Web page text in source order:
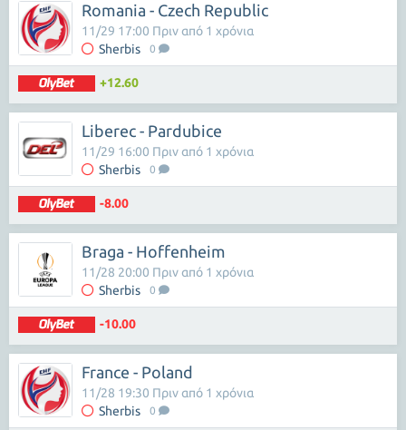
Romania - Czech Republic
Sherbis 0
11/29 17:00 Πριν από 1 χρόνια
+12.60
Liberec - Pardubice
Sherbis 0
11/29 16:00 Πριν από 1 χρόνια
-8.00
Braga - Hoffenheim
Sherbis 0
11/28 20:00 Πριν από 1 χρόνια
-10.00
France - Poland
Sherbis 0
11/28 19:30 Πριν από 1 χρόνια